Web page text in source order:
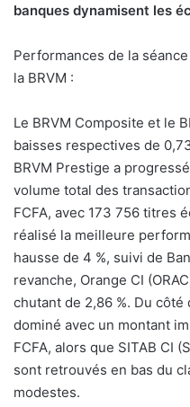
banques dynamisent les
Performances de la
la BRVM :
Le BRVM Composite et le
baisses respectives de
BRVM Prestige a
volume total des
FCFA, avec 173 756 titres
réalisé la meilleure
hausse de 4 %, suivi de
revanche, Orange CI
chutant de 2,86 %. Du
dominé avec un montant
FCFA, alors que SITAB CI
sont retrouvés en bas du
modestes.